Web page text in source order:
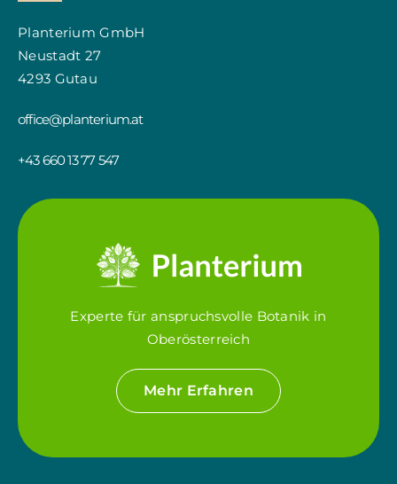
Planterium GmbH
Neustadt 27
4293 Gutau
office@planterium.at
+43 660 13 77 547
Experte für anspruchsvolle Botanik in
Oberösterreich
Mehr Erfahren